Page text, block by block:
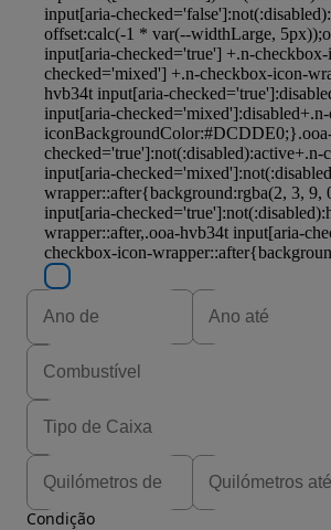
Condição